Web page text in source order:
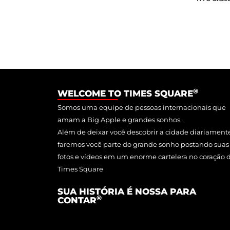
WELCOME TO TIMES SQUARE®
Somos uma equipe de pessoas internacionais que
amam a Big Apple e grandes sonhos.
Além de deixar você descobrir a cidade
faremos você parte do grande sonho postando suas
fotos e vídeos em um enorme cartelera no coração
Times Square
SUA HISTÓRIA É NOSSA PARA
CONTAR®